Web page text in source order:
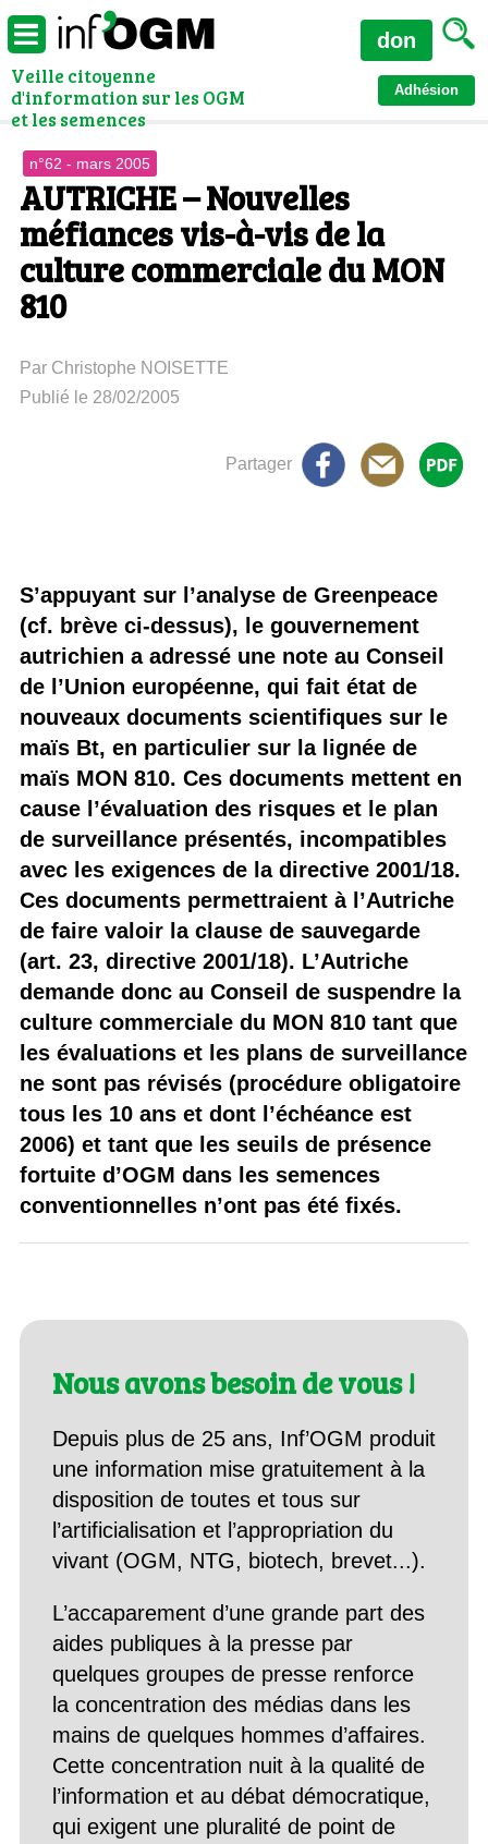
Veille citoyenne
d'information sur les OGM
et les semences
Adhésion
don
n°62 - mars 2005
AUTRICHE – Nouvelles
méfiances vis-à-vis de la
culture commerciale du MON
810
Par Christophe NOISETTE
Publié le 28/02/2005
Partager
S’appuyant sur l’analyse de Greenpeace
(cf. brève ci-dessus), le gouvernement
autrichien a adressé une note au Conseil
de l’Union européenne, qui fait état de
nouveaux documents scientifiques sur le
maïs Bt, en particulier sur la lignée de
maïs MON 810. Ces documents mettent en
cause l’évaluation des risques et le plan
de surveillance présentés, incompatibles
avec les exigences de la directive 2001/18.
Ces documents permettraient à l’Autriche
de faire valoir la clause de sauvegarde
(art. 23, directive 2001/18). L’Autriche
demande donc au Conseil de suspendre la
culture commerciale du MON 810 tant que
les évaluations et les plans de surveillance
ne sont pas révisés (procédure obligatoire
tous les 10 ans et dont l’échéance est
2006) et tant que les seuils de présence
fortuite d’OGM dans les semences
conventionnelles n’ont pas été fixés.
Nous avons besoin de vous !
Depuis plus de 25 ans, Inf’OGM produit
une information mise gratuitement à la
disposition de toutes et tous sur
l’artificialisation et l’appropriation du
vivant (OGM, NTG, biotech, brevet...).
L’accaparement d’une grande part des
aides publiques à la presse par
quelques groupes de presse renforce
la concentration des médias dans les
mains de quelques hommes d’affaires.
Cette concentration nuit à la qualité de
l’information et au débat démocratique,
qui exigent une pluralité de point de